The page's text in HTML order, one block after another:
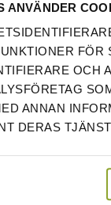
ANVÄNDER
OCH
ANNAN
DERAS